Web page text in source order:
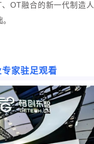
OT融合的新一代制造人
家驻足观看